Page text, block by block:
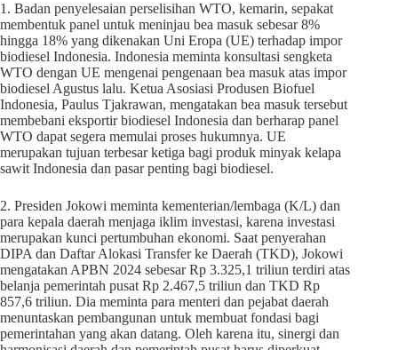
1. Badan penyelesaian perselisihan WTO, kemarin, sepakat
membentuk panel untuk meninjau bea masuk sebesar 8%
hingga 18% yang dikenakan Uni Eropa (UE) terhadap impor
biodiesel Indonesia. Indonesia meminta konsultasi sengketa
WTO dengan UE mengenai pengenaan bea masuk atas impor
biodiesel Agustus lalu. Ketua Asosiasi Produsen Biofuel
Indonesia, Paulus Tjakrawan, mengatakan bea masuk tersebut
membebani eksportir biodiesel Indonesia dan berharap panel
WTO dapat segera memulai proses hukumnya. UE
merupakan tujuan terbesar ketiga bagi produk minyak kelapa
sawit Indonesia dan pasar penting bagi biodiesel.
2. Presiden Jokowi meminta kementerian/lembaga (K/L) dan
para kepala daerah menjaga iklim investasi, karena investasi
merupakan kunci pertumbuhan ekonomi. Saat penyerahan
DIPA dan Daftar Alokasi Transfer ke Daerah (TKD), Jokowi
mengatakan APBN 2024 sebesar Rp 3.325,1 triliun terdiri atas
belanja pemerintah pusat Rp 2.467,5 triliun dan TKD Rp
857,6 triliun. Dia meminta para menteri dan pejabat daerah
menuntaskan pembangunan untuk membuat fondasi bagi
pemerintahan yang akan datang. Oleh karena itu, sinergi dan